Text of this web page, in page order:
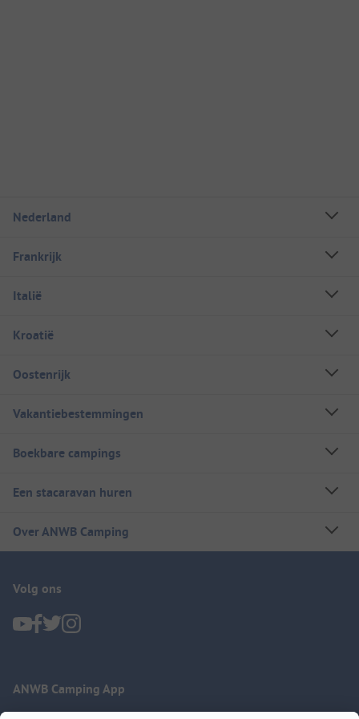
Nederland
Frankrijk
Italië
Kroatië
Oostenrijk
Vakantiebestemmingen
Boekbare campings
Een stacaravan huren
Over ANWB Camping
Volg ons
ANWB Camping App